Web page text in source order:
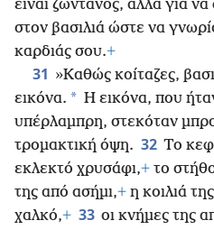
είναι ζωντανός, αλλά για
στον βασιλιά ώστε να
καρδιάς σου.+
31 »Καθώς κοίταζες,
εικόνα. * Η εικόνα, που
υπέρλαμπρη, στεκόταν
τρομακτική όψη. 32 Το
εκλεκτό χρυσάφι,+ το
της από ασήμι,+ η κοιλιά
χαλκό,+ 33 οι κνήμες της